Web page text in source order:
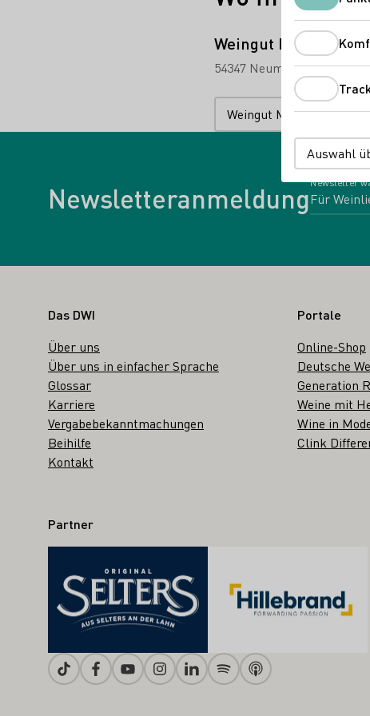
Weingut Maring-
54347 Neumagen-Dhron-
Weingut Maring-Prigge
Newsletteranmeldung
Newsletter
Fußbereich
Das DWI
Über uns
Über uns in einfacher Sprache
Glossar
Karriere
Vergabebekanntmachungen
Beihilfe
Kontakt
Portale
Online-Shop
Deutsche
Generation
Weine mit
Wine in
Clink
Auswahl
Partner
TiktokFacebookYoutubeInstagramLinkedinSpotifyApple